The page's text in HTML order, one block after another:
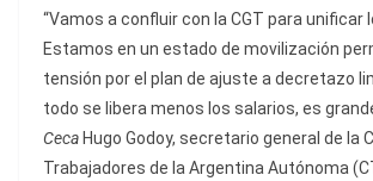
“Vamos a confluir con la CGT para unificar
Estamos en un estado de movilización
tensión por el plan de ajuste a decretazo
todo se libera menos los salarios, es
Ceca Hugo Godoy, secretario general de la
Trabajadores de la Argentina Autónoma